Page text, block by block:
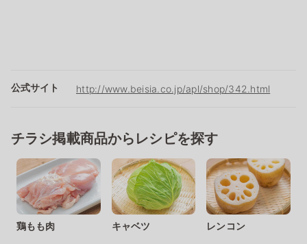
公式サイト http://www.beisia.co.jp/apl/shop/342.html
チラシ掲載商品からレシピを探す
鶏もも肉 キャベツ レンコン